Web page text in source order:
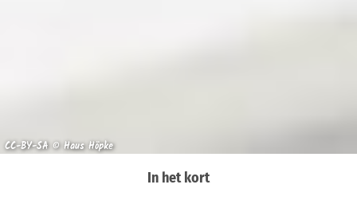
CC-BY-SA © Haus Höpke
In het kort